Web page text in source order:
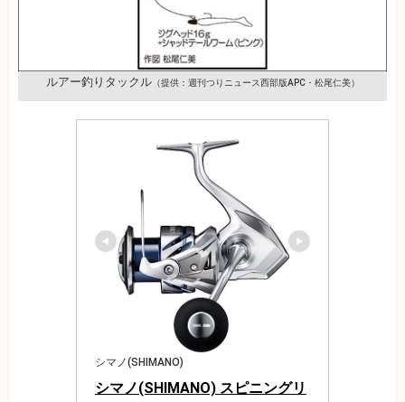
ルアー釣りタックル（提供：週刊つりニュース西部版APC・松尾仁美）
シマノ(SHIMANO)
シマノ(SHIMANO) スピニングリ